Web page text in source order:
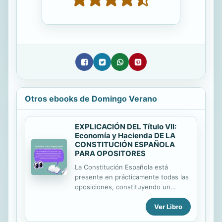
Otros ebooks de Domingo Verano
EXPLICACIÓN DEL Título VII:
Economía y Hacienda DE LA
CONSTITUCIÓN ESPAÑOLA
PARA OPOSITORES
La Constitución Española está
presente en prácticamente todas las
oposiciones, constituyendo un
documento de gran valor e
importancia. Al tener una extensión
considerable, muchas veces supone
Ver Libro